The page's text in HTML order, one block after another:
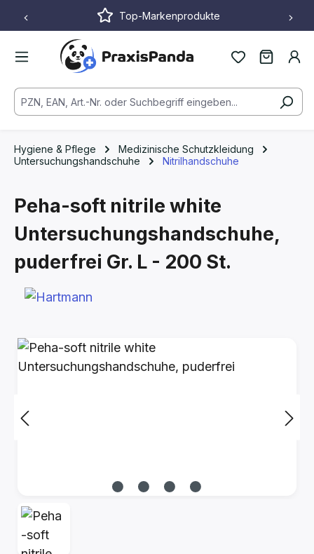
Zum Hauptinhalt springenTop-Markenprodukte
Hygiene & Pflege
Medizinische Schutzkleidung
Untersuchungshandschuhe
Nitrilhandschuhe
Peha-soft nitrile white
Untersuchungshandschuhe,
puderfrei Gr. L - 200 St.
Bildergalerie überspringen